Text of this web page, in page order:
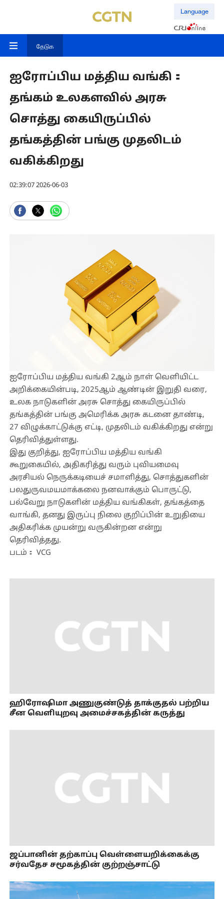
Language
தேடுக
ஐரோப்பிய மத்திய வங்கி：
தங்கம் உலகளவில் அரசு
சொத்து கையிருப்பில்
தங்கத்தின் பங்கு முதலிடம்
வகிக்கிறது
02:39:07 2026-06-03
ஐரோப்பிய மத்திய வங்கி 2ஆம் நாள் வெளியிட்ட
அறிக்கையின்படி, 2025ஆம் ஆண்டின் இறுதி வரை,
உலக நாடுகளின் அரசு சொத்து கையிருப்பில்
தங்கத்தின் பங்கு அமெரிக்க அரசு கடனை தாண்டி,
27 விழுக்காட்டுக்கு எட்டி, முதலிடம் வகிக்கிறது என்று
தெரிவித்துள்ளது.
இது குறித்து, ஐரோப்பிய மத்திய வங்கி
கூறுகையில், அதிகரித்து வரும் புவியமைவு
அரசியல் நெருக்கடியைச் சமாளித்து, சொத்துகளின்
பலதுருவமயமாக்கலை நனவாக்கும் பொருட்டு,
பல்வேறு நாடுகளின் மத்திய வங்கிகள், தங்கத்தை
வாங்கி, தனது இருப்பு நிலை குறிப்பின் உறுதியை
அதிகரிக்க முயன்று வருகின்றன என்று
தெரிவித்தது.
படம்： VCG
ஹிரோஷிமா அணுகுண்டுத் தாக்குதல் பற்றிய
சீன வெளியுறவு அமைச்சகத்தின் கருத்து
ஜப்பானின் தற்காப்பு வெள்ளையறிக்கைக்கு
சர்வதேச சமூகத்தின் குற்றஞ்சாட்டு